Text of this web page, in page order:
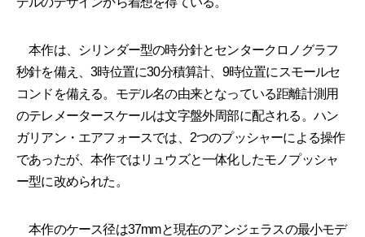
本作は、シリンダー型の時分針とセンタークロノグラフ
秒針を備え、3時位置に30分積算計、9時位置にスモールセ
コンドを備える。モデル名の由来となっている距離計測用
のテレメータースケールは文字盤外周部に配される。ハン
ガリアン・エアフォースでは、2つのプッシャーによる操作
であったが、本作ではリュウズと一体化したモノプッシャ
ー型に改められた。
本作のケース径は37mmと現在のアンジェラスの最小モデ